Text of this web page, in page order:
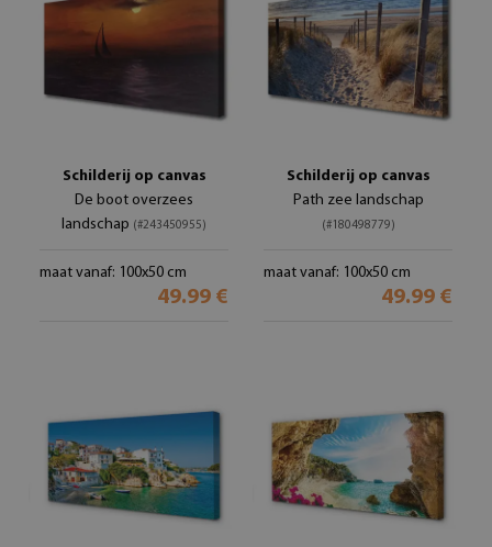
Schilderij op canvas
De boot overzees
landschap (#243450955)
maat vanaf: 100x50 cm
49.99 €
Schilderij op canvas
Path zee landschap
(#180498779)
maat vanaf: 100x50 cm
49.99 €